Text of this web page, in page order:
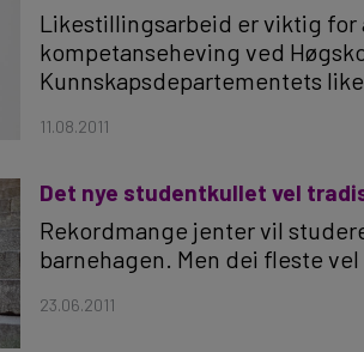
Likestillingsarbeid er viktig for
kompetanseheving ved
Kunnskapsdepartementets
11.08.2011
Det nye studentkullet vel
Rekordmange jenter vil
barnehagen. Men dei fleste
23.06.2011